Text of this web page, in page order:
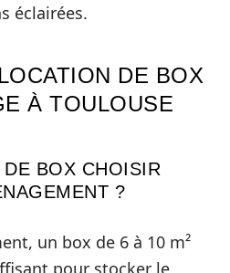
éclairées.
DE BOX
À TOULOUSE
BOX CHOISIR
?
un box de 6 à 10 m²